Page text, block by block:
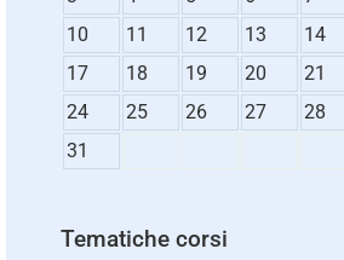
10
11 12 13 14
17
18 19 20 21
24
25 26 27 28
31
Tematiche corsi